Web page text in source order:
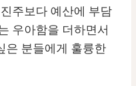
주보다 예산에 부담
우아함을 더하면서
은 분들에게 훌륭한